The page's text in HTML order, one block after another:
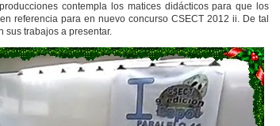
contempla los matices didácticos para que los
referencia para en nuevo concurso CSECT 2012 ii. De tal
sus trabajos a presentar.